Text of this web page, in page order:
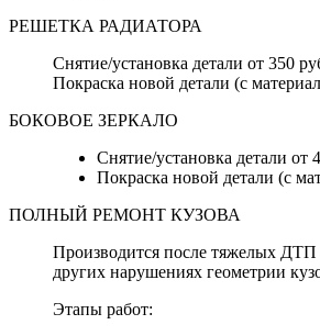
РЕШЕТКА РАДИАТОРА
Снятие/установка детали от 350
Покраска новой детали (с
БОКОВОЕ ЗЕРКАЛО
Снятие/установка детали от
Покраска новой детали (с
ПОЛНЫЙ РЕМОНТ КУЗОВА
Производится после тяжелых ДТП
других нарушениях геометрии
Этапы работ: